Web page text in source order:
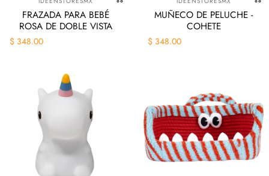
FRAZADA PARA BEBÉ
ROSA DE DOBLE VISTA
$ 348.00
MUÑECO DE PELUCHE -
COHETE
$ 348.00